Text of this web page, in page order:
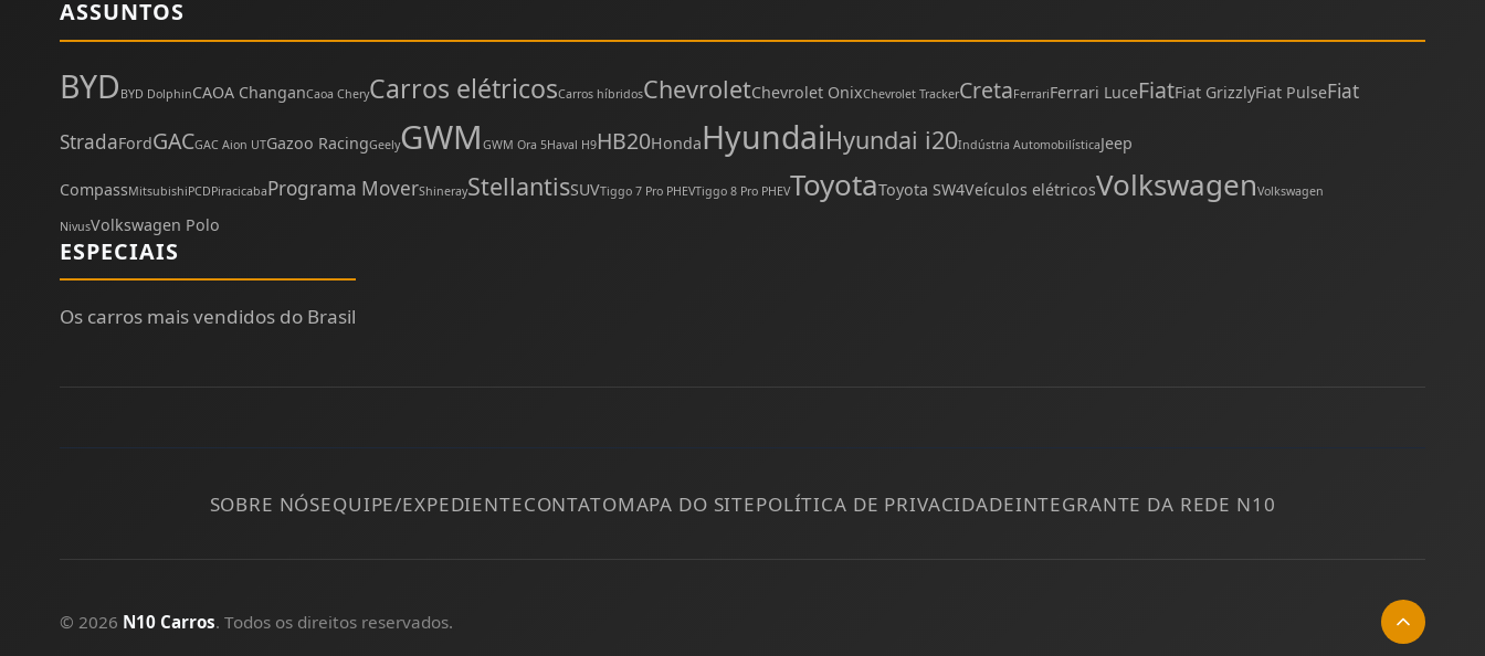
ASSUNTOS
BYD BYD DolphinCAOA ChanganCaoa CheryCarros elétricosCarros híbridosChevroletChevrolet OnixChevrolet TrackerCretaFerrariFerrari LuceFiatFiat GrizzlyFiat PulseFiat
StradaFordGACGAC Aion UTGazoo RacingGeelyGWM GWM Ora 5Haval H9HB20HondaHyundaiHyundai i20Indústria AutomobilísticaJeep
CompassMitsubishiPCDPiracicabaPrograma MoverShinerayStellantisSUVTiggo 7 Pro PHEVTiggo 8 Pro PHEVToyotaToyota SW4Veículos elétricosVolkswagenVolkswagen
NivusVolkswagen Polo
ESPECIAIS
Os carros mais vendidos do Brasil
SOBRE NÓSEQUIPE/EXPEDIENTECONTATOMAPA DO SITEPOLÍTICA DE PRIVACIDADEINTEGRANTE DA REDE N10
© 2026 N10 Carros. Todos os direitos reservados.